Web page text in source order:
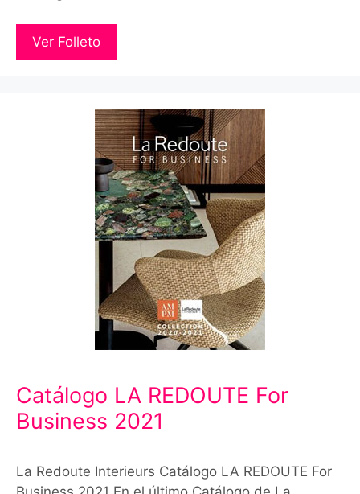
Ver Folleto
Catálogo LA REDOUTE For
Business 2021
La Redoute Interieurs Catálogo LA REDOUTE For